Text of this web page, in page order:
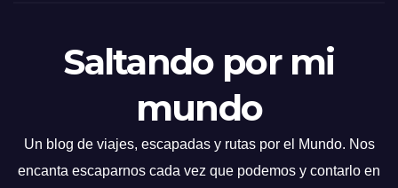
Saltando por mi
mundo
Un blog de viajes, escapadas y rutas por el Mundo. Nos
encanta escaparnos cada vez que podemos y contarlo en